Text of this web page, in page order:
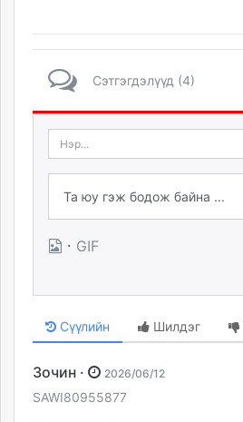
Сэтгэгдэлүүд (4)
· GIF
Сүүлийн Шилдэг
Зочин · 2026/06/12
SAWI80955877